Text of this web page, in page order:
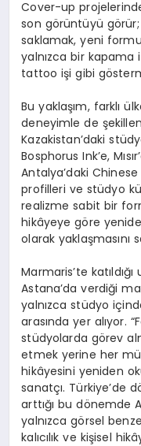
Cover-up
son görüntüyü
saklamak, yeni
yalnızca bir kapama
tattoo işi gibi
Bu yaklaşım, farklı
deneyimle de
Kazakistan’daki
Bosphorus Ink’e,
Antalya’daki Chinese
profilleri ve stüdyo
realizme sabit bir
hikâyeye göre
olarak yaklaşmasını
Marmaris’te
Astana’da verdiği
yalnızca stüdyo
arasında yer alıyor.
stüdyolarda görev
etmek yerine her
hikâyesini yeniden
sanatçı. Türkiye’de
arttığı bu dönemde
yalnızca görsel
kalıcılık ve kişisel